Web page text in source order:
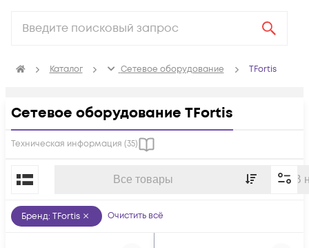
Каталог Сетевое оборудование TFortis
Сетевое оборудование TFortis
Техническая информация (35)
Все товары В
По популярности
Бренд: TFortis Очистить всё